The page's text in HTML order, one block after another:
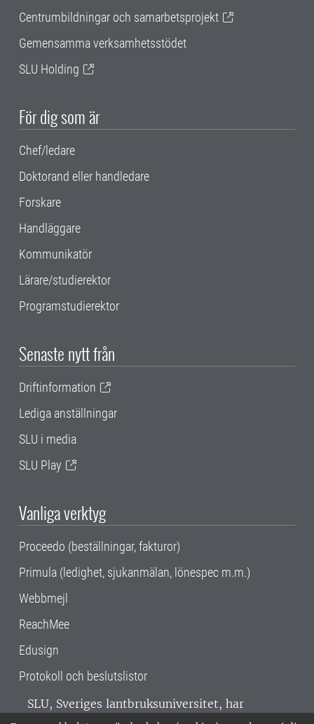
Centrumbildningar och samarbetsprojekt
Gemensamma verksamhetsstödet
SLU Holding
För dig som är
Chef/ledare
Doktorand eller handledare
Forskare
Handläggare
Kommunikatör
Lärare/studierektor
Programstudierektor
Senaste nytt från
Driftinformation
Lediga anställningar
SLU i media
SLU Play
Vanliga verktyg
Proceedo (beställningar, fakturor)
Primula (ledighet, sjukanmälan, lönespec m.m.)
Webbmejl
ReachMee
Edusign
Protokoll och beslutslistor
SLU, Sveriges lantbruksuniversitet, har
verksamhet över hela Sverige. Huvudorter är